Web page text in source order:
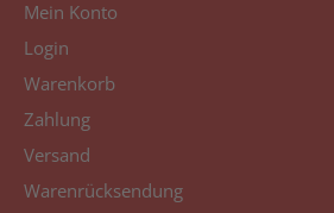
Mein Konto
Login
Warenkorb
Zahlung
Versand
Warenrücksendung